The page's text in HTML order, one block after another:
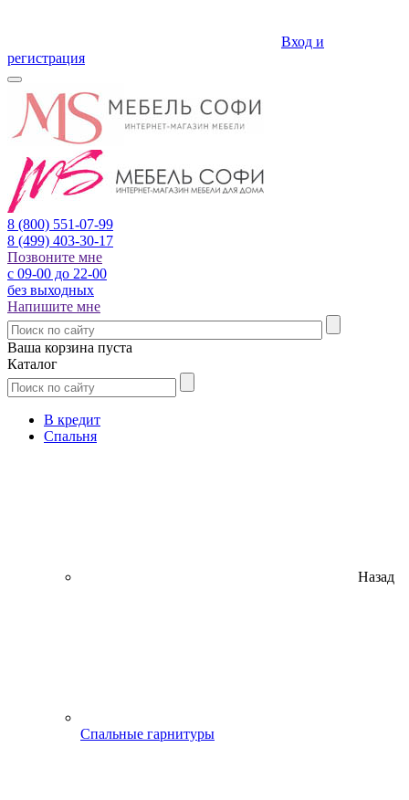
Вход и
регистрация
8 (800) 551-07-99
8 (499) 403-30-17
Позвоните мне
с 09-00 до 22-00
без выходных
Напишите мне
Ваша корзина пуста
Каталог
В кредит
Спальня
Назад
Спальные гарнитуры